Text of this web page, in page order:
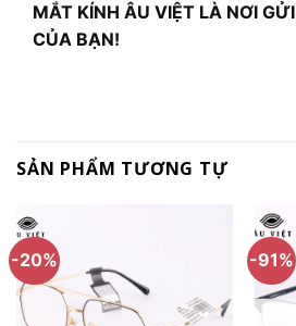
MẮT KÍNH ÂU VIỆT LÀ NƠI
CỦA BẠN!
SẢN PHẨM TƯƠNG TỰ
-20% -91%